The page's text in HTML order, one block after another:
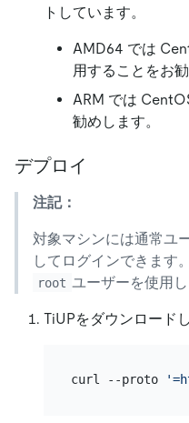
トしています。
AMD64 では
用することをお勧
ARM では
勧めします。
デプロイ
注記：
対象マシンには通常ユ
してログインできます
root ユーザーを使用し
TiUPをダウンロード
curl --proto